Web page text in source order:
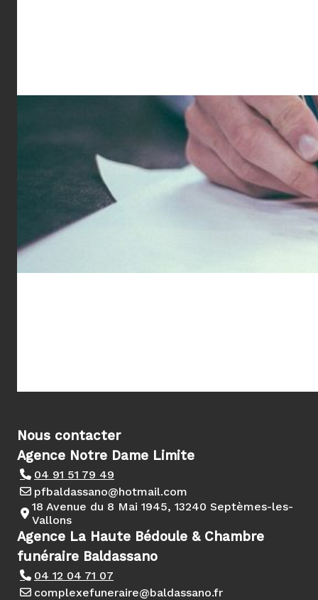
Nous contacter
Agence Notre Dame Limite
04 91 51 79 49
pfbaldassano@hotmail.com
18 Avenue du 8 Mai 1945, 13240 Septèmes-les-
Vallons
Agence La Haute Bédoule & Chambre
funéraire Baldassano
04 12 04 71 07
complexefuneraire@baldassano.fr